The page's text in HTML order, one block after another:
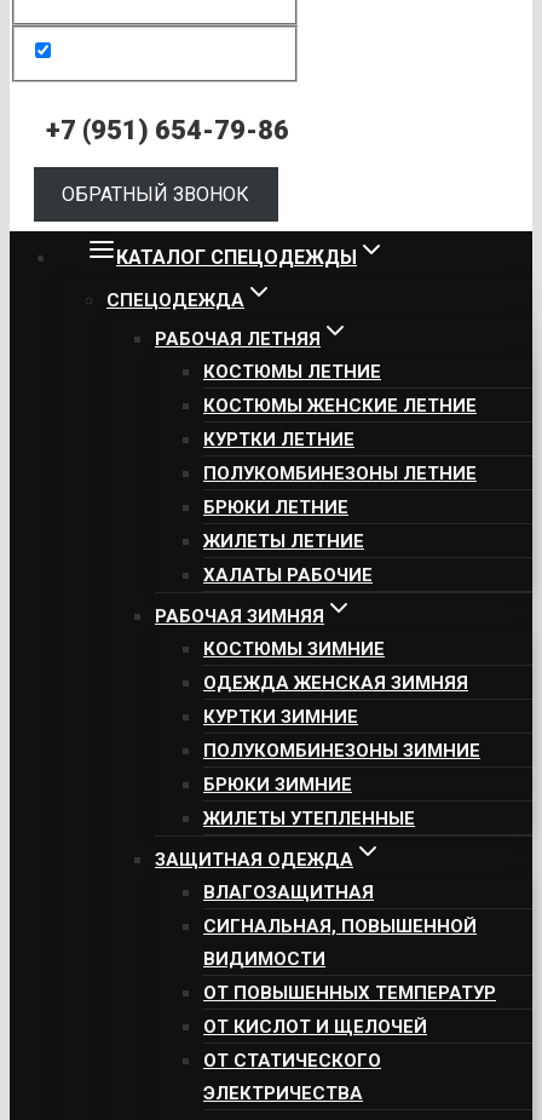
+7 (951) 654-79-86
ОБРАТНЫЙ ЗВОНОК
КАТАЛОГ СПЕЦОДЕЖДЫ
СПЕЦОДЕЖДА
РАБОЧАЯ ЛЕТНЯЯ
КОСТЮМЫ ЛЕТНИЕ
КОСТЮМЫ ЖЕНСКИЕ ЛЕТНИЕ
КУРТКИ ЛЕТНИЕ
ПОЛУКОМБИНЕЗОНЫ ЛЕТНИЕ
БРЮКИ ЛЕТНИЕ
ЖИЛЕТЫ ЛЕТНИЕ
ХАЛАТЫ РАБОЧИЕ
РАБОЧАЯ ЗИМНЯЯ
КОСТЮМЫ ЗИМНИЕ
ОДЕЖДА ЖЕНСКАЯ ЗИМНЯЯ
КУРТКИ ЗИМНИЕ
ПОЛУКОМБИНЕЗОНЫ ЗИМНИЕ
БРЮКИ ЗИМНИЕ
ЖИЛЕТЫ УТЕПЛЕННЫЕ
ЗАЩИТНАЯ ОДЕЖДА
ВЛАГОЗАЩИТНАЯ
СИГНАЛЬНАЯ, ПОВЫШЕННОЙ
ВИДИМОСТИ
ОТ ПОВЫШЕННЫХ ТЕМПЕРАТУР
ОТ КИСЛОТ И ЩЕЛОЧЕЙ
ОТ СТАТИЧЕСКОГО
ЭЛЕКТРИЧЕСТВА